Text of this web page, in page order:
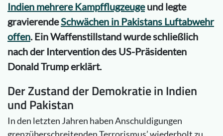
Indien mehrere Kampfflugzeugeund legte
gravierendeSchwächen in Pakistans Luftabwehr
offen. Ein Waffenstillstand wurde schließlich
nach der Intervention des US-Präsidenten
Donald Trump erklärt.
Der Zustand der Demokratie in Indien
und Pakistan
In den letzten Jahren haben Anschuldigungen